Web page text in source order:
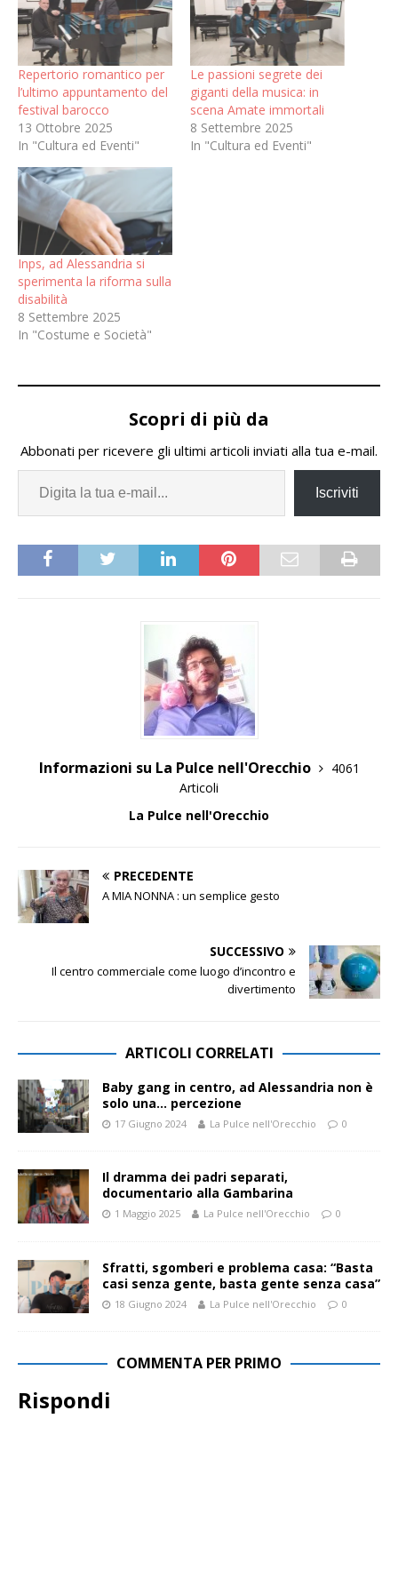
Repertorio romantico per
l’ultimo appuntamento del
festival barocco
13 Ottobre 2025
In "Cultura ed Eventi"
Le passioni segrete dei
giganti della musica: in
scena Amate immortali
8 Settembre 2025
In "Cultura ed Eventi"
Inps, ad Alessandria si
sperimenta la riforma sulla
disabilità
8 Settembre 2025
In "Costume e Società"
Scopri di più da
Abbonati per ricevere gli ultimi articoli inviati alla tua e-mail.
Iscriviti
Informazioni su La Pulce nell'Orecchio
4061
Articoli
La Pulce nell'Orecchio
PRECEDENTE
A MIA NONNA : un semplice gesto
SUCCESSIVO
Il centro commerciale come luogo d’incontro e
divertimento
ARTICOLI CORRELATI
Baby gang in centro, ad Alessandria non è
solo una… percezione
17 Giugno 2024 La Pulce nell'Orecchio 0
Il dramma dei padri separati,
documentario alla Gambarina
1 Maggio 2025 La Pulce nell'Orecchio 0
Sfratti, sgomberi e problema casa: “Basta
casi senza gente, basta gente senza casa”
18 Giugno 2024 La Pulce nell'Orecchio 0
COMMENTA PER PRIMO
Rispondi